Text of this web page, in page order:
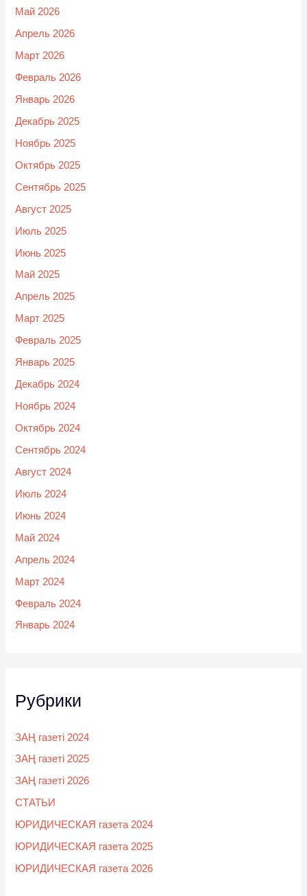
Май 2026
Апрель 2026
Март 2026
Февраль 2026
Январь 2026
Декабрь 2025
Ноябрь 2025
Октябрь 2025
Сентябрь 2025
Август 2025
Июль 2025
Июнь 2025
Май 2025
Апрель 2025
Март 2025
Февраль 2025
Январь 2025
Декабрь 2024
Ноябрь 2024
Октябрь 2024
Сентябрь 2024
Август 2024
Июль 2024
Июнь 2024
Май 2024
Апрель 2024
Март 2024
Февраль 2024
Январь 2024
Рубрики
ЗАҢ газеті 2024
ЗАҢ газеті 2025
ЗАҢ газеті 2026
СТАТЬИ
ЮРИДИЧЕСКАЯ газета 2024
ЮРИДИЧЕСКАЯ газета 2025
ЮРИДИЧЕСКАЯ газета 2026